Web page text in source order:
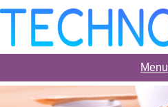
Skip
Menu